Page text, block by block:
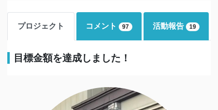
プロジェクト コメント 97 活動報告 19
目標金額を達成しました！